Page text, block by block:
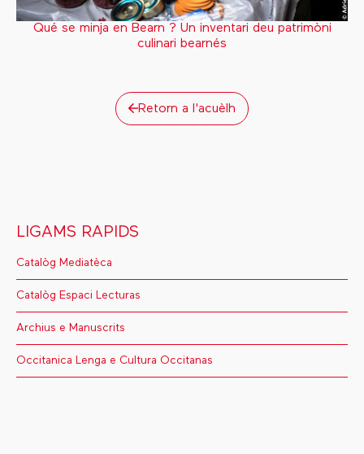
Qué se minja en Bearn ? Un inventari deu patrimòni
culinari bearnés
Retorn a l'acuèlh
LIGAMS RAPIDS
Catalòg Mediatèca
Catalòg Espaci Lecturas
Archius e Manuscrits
Occitanica Lenga e Cultura Occitanas